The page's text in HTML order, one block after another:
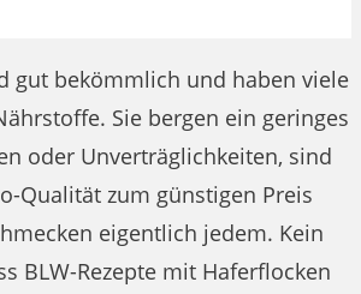
gut bekömmlich und haben viele
Sie bergen ein geringes
oder Unverträglichkeiten, sind
Qualität zum günstigen Preis
eigentlich jedem. Kein
BLW-Rezepte mit Haferflocken